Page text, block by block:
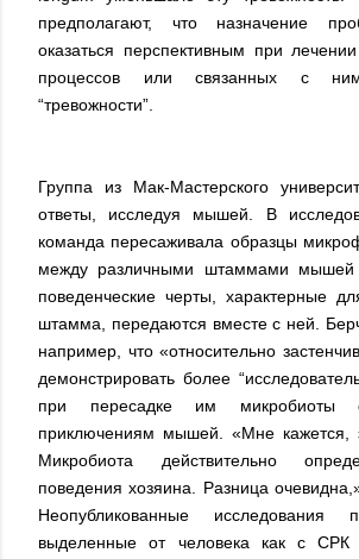
предполагают, что назначение
оказаться перспективным при
процессов или связанных с
“тревожности”.
Группа из Мак-Мастерского
ответы, исследуя мышей. В
команда пересаживала образцы
между различными штаммами мышей
поведенческие черты, характерные
штамма, передаются вместе с ней.
например, что «относительно
демонстрировать более
при пересадке им микробиоты
приключениям мышей. «Мне кажется,
Микробиота действительно
поведения хозяина. Разница
Неопубликованные исследования
выделенные от человека как с СРК